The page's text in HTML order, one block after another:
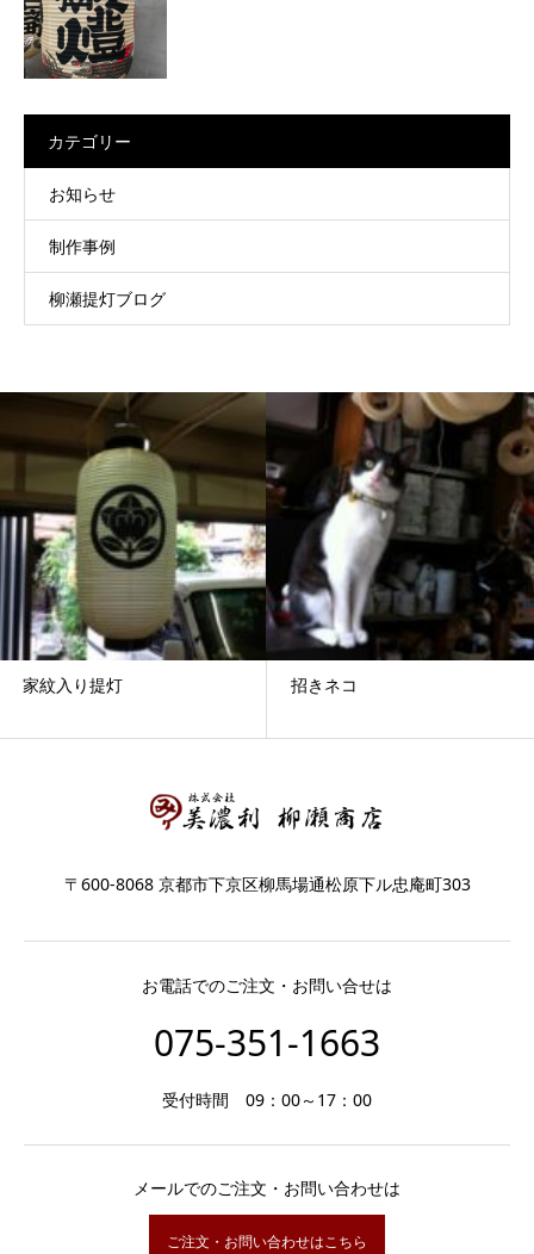
カテゴリー
お知らせ
制作事例
柳瀬提灯ブログ
家紋入り提灯 招きネコ
〒600-8068 京都市下京区柳馬場通松原下ル忠庵町303
お電話でのご注文・お問い合せは
075-351-1663
受付時間 09：00～17：00
メールでのご注文・お問い合わせは
ご注文・お問い合わせはこちら